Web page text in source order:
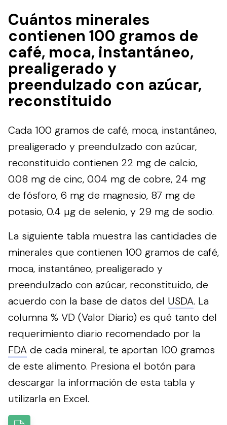
Cuántos minerales
contienen 100 gramos de
café, moca, instantáneo,
prealigerado y
preendulzado con azúcar,
reconstituido
Cada 100 gramos de café, moca, instantáneo,
prealigerado y preendulzado con azúcar,
reconstituido contienen 22 mg de calcio,
0.08 mg de cinc, 0.04 mg de cobre, 24 mg
de fósforo, 6 mg de magnesio, 87 mg de
potasio, 0.4 µg de selenio, y 29 mg de sodio.
La siguiente tabla muestra las cantidades de
minerales que contienen 100 gramos de café,
moca, instantáneo, prealigerado y
preendulzado con azúcar, reconstituido, de
acuerdo con la base de datos del USDA. La
columna % VD (Valor Diario) es qué tanto del
requerimiento diario recomendado por la
FDA de cada mineral, te aportan 100 gramos
de este alimento. Presiona el botón para
descargar la información de esta tabla y
utilizarla en Excel.